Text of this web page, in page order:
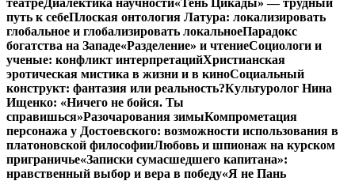
театреДиалектика научности«Тень Цикады» — трудный
путь к себеПлоская онтология Латура: локализировать
глобальное и глобализировать локальноеПарадокс
богатства на Западе«Разделение» и чтениеСоциологи и
ученые: конфликт интерпретацийХристианская
эротическая мистика в жизни и в киноСоциальный
конструкт: фантазия или реальность?Культуролог Нина
Ищенко: «Ничего не бойся. Ты
справишься»Разочарования зимыКомпрометация
персонажа у Достоевского: возможности использования в
платоновской философииЛюбовь и шпионаж на курском
приграничье«Записки сумасшедшего капитана»:
нравственный выбор и вера в победу«Я не Пань